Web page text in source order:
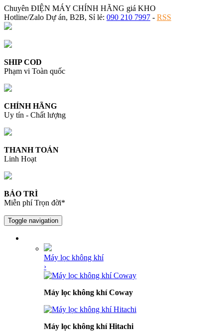
Chuyên ĐIỆN MÁY CHÍNH HÃNG giá KHO
Hotline/Zalo Dự án, B2B, Sỉ lẻ: 090 210 7997 - RSS
SHIP COD
Phạm vi Toàn quốc
CHÍNH HÃNG
Uy tín - Chất lượng
THANH TOÁN
Linh Hoạt
BẢO TRÌ
Miễn phí Trọn đời*
Toggle navigation
Máy lọc không khí
›
Máy lọc không khí Coway
Máy lọc không khí Hitachi